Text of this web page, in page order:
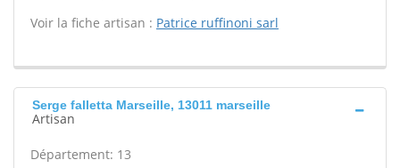
Voir la fiche artisan : Patrice ruffinoni sarl
Serge falletta Marseille, 13011 marseille
Artisan
Département: 13